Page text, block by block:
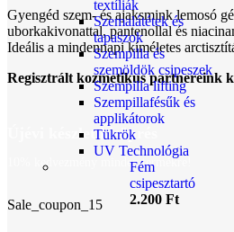
textíliák
Szemalátétek és
tapaszok
Szempilla és
szemöldök csipeszek
Szempilla lifting
Szempillafésűk és
applikátorok
Tükrök
UV Technológia
Fém
csipesztartó
2.200 Ft
Gyengéd szem- és ajaksmink lemosó
uborkakivonattal, pantenollal és
Ideális a mindennapi kíméletes
Regisztrált kozmetikus partnereink
Újévi készlet kisöprés
10% kedvezmény minden termékre!
Sale_coupon_15